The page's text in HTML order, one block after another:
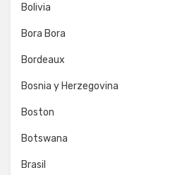
Bolivia
Bora Bora
Bordeaux
Bosnia y Herzegovina
Boston
Botswana
Brasil